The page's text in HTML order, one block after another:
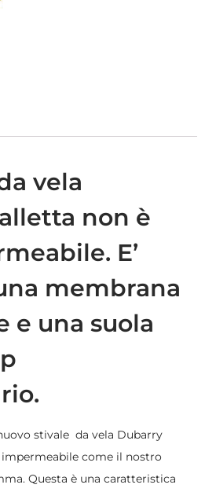
vela
non è
E’
membrana
e una suola
stivale da vela Dubarry
come il nostro
Questa è una caratteristica